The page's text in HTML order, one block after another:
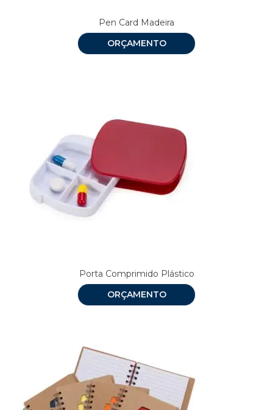
Pen Card Madeira
ORÇAMENTO
Porta Comprimido Plástico
ORÇAMENTO